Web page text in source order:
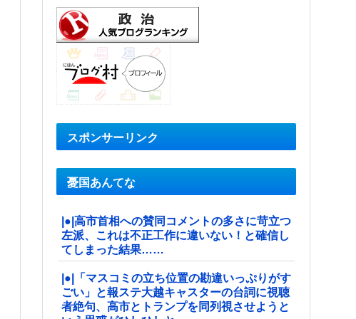
スポンサーリンク
憂国あんてな
|●|高市首相への賛同コメントの多さに苛立つ
左派、これは不正工作に違いない！と確信し
てしまった結果……
|●|「マスコミの立ち位置の勘違いっぷりがす
ごい」と報ステ大越キャスターの台詞に視聴
者絶句、高市とトランプを同列視させようと